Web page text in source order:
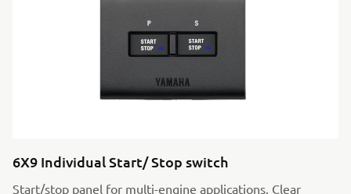
6X9 Individual Start/ Stop switch
Start/stop panel for multi-engine applications. Clear